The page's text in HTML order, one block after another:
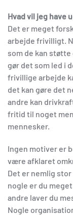
Hvad vil jeg have
Det er meget
arbejde frivilligt.
som de kan
gør det som led i
frivillige arbejde
det kan gøre det
andre kan
fritid til noget
mennesker.
Ingen motiver er
være afklaret
Det er nemlig
nogle er du
andre laver du
Nogle